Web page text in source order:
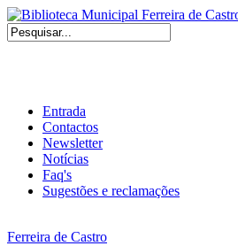
Entrada
Contactos
Newsletter
Notícias
Faq's
Sugestões e reclamações
Ferreira de Castro